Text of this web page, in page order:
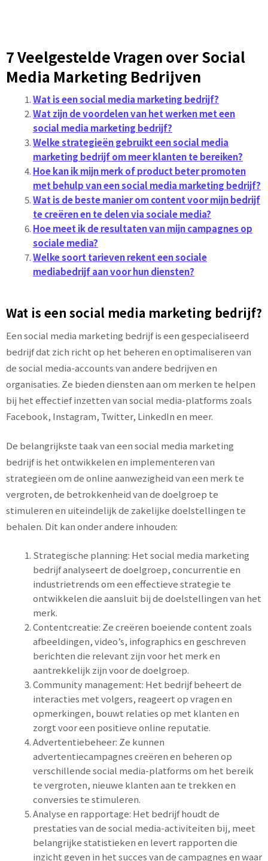
7 Veelgestelde Vragen over Social
Media Marketing Bedrijven
Wat is een social media marketing bedrijf?
Wat zijn de voordelen van het werken met een
social media marketing bedrijf?
Welke strategieën gebruikt een social media
marketing bedrijf om meer klanten te bereiken?
Hoe kan ik mijn merk of product beter promoten
met behulp van een social media marketing bedrijf?
Wat is de beste manier om content voor mijn bedrijf
te creëren en te delen via sociale media?
Hoe meet ik de resultaten van mijn campagnes op
sociale media?
Welke soort tarieven rekent een sociale
mediabedrijf aan voor hun diensten?
Wat is een social media marketing bedrijf?
Een social media marketing bedrijf is een gespecialiseerd
bedrijf dat zich richt op het beheren en optimaliseren van
de social media-accounts van andere bedrijven en
organisaties. Ze bieden diensten aan om merken te helpen
bij het effectief inzetten van social media-platforms zoals
Facebook, Instagram, Twitter, LinkedIn en meer.
De belangrijkste taak van een social media marketing
bedrijf is het ontwikkelen en implementeren van
strategieën om de online aanwezigheid van een merk te
vergroten, de betrokkenheid van de doelgroep te
stimuleren en uiteindelijk de zakelijke doelstellingen te
behalen. Dit kan onder andere inhouden:
Strategische planning: Het social media marketing
bedrijf analyseert de doelgroep, concurrentie en
industrietrends om een effectieve strategie te
ontwikkelen die aansluit bij de doelstellingen van het
merk.
Contentcreatie: Ze creëren boeiende content zoals
afbeeldingen, video’s, infographics en geschreven
berichten die relevant zijn voor het merk en
aantrekkelijk zijn voor de doelgroep.
Community management: Het bedrijf beheert de
interacties met volgers, reageert op vragen en
opmerkingen, bouwt relaties op met klanten en
zorgt voor een positieve online reputatie.
Advertentiebeheer: Ze kunnen
advertentiecampagnes creëren en beheren op
verschillende social media-platforms om het bereik
te vergroten, nieuwe klanten aan te trekken en
conversies te stimuleren.
Analyse en rapportage: Het bedrijf houdt de
prestaties van de social media-activiteiten bij, meet
belangrijke statistieken en levert rapporten die
inzicht geven in het succes van de campagnes en waar